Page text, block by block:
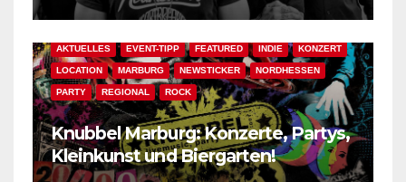
AKTUELLES EVENT-TIPP FEATURED INDIE KONZERT
LOCATION MARBURG NEWSTICKER NORDHESSEN
PARTY REGIONAL ROCK
Knubbel Marburg: Konzerte, Partys,
Kleinkunst und Biergarten!